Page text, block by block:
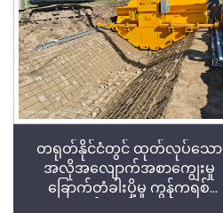
တရုတ်နိုင်ငံတွင် ထုတ်လုပ်သော
အလိုအလျောက်အစာကျွေးမှု
ခြောက်တံခါးပို့မှု ကွန်ကရစ်